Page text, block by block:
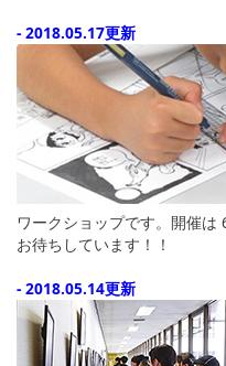
- 2018.05.17更新
ワークショップです。開催は
お待ちしています！！
- 2018.05.14更新